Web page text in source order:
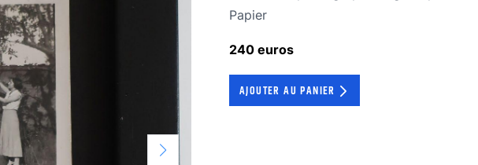
Technique
Papier
240 euros
AJOUTER AU PANIER